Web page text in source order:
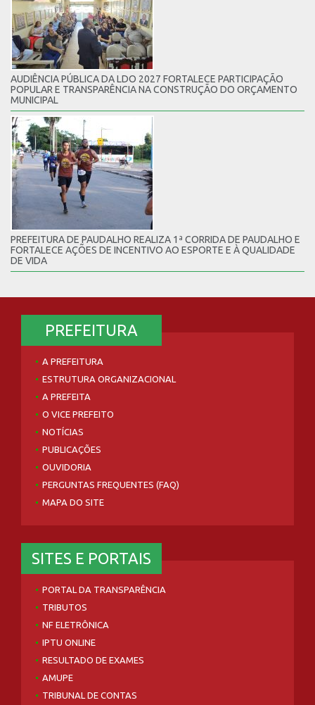
AUDIÊNCIA PÚBLICA DA LDO 2027 FORTALECE PARTICIPAÇÃO
POPULAR E TRANSPARÊNCIA NA CONSTRUÇÃO DO ORÇAMENTO
MUNICIPAL
PREFEITURA DE PAUDALHO REALIZA 1ª CORRIDA DE PAUDALHO E
FORTALECE AÇÕES DE INCENTIVO AO ESPORTE E À QUALIDADE
DE VIDA
PREFEITURA
A PREFEITURA
ESTRUTURA ORGANIZACIONAL
A PREFEITA
O VICE PREFEITO
NOTÍCIAS
PUBLICAÇÕES
OUVIDORIA
PERGUNTAS FREQUENTES (FAQ)
MAPA DO SITE
SITES E PORTAIS
PORTAL DA TRANSPARÊNCIA
TRIBUTOS
NF ELETRÔNICA
IPTU ONLINE
RESULTADO DE EXAMES
AMUPE
TRIBUNAL DE CONTAS